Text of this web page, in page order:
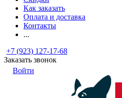
Как заказать
Оплата и доставка
Контакты
...
+7 (923) 127-17-68
Заказать звонок
Войти